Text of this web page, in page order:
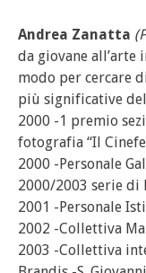
Andrea Zanatta
da giovane
modo per cercare
più significative
2000 -1 premio
fotografia “Il
2000 -Personale
2000/2003 serie
2001 -Personale
2002 -Collettiva
2003 -Collettiva